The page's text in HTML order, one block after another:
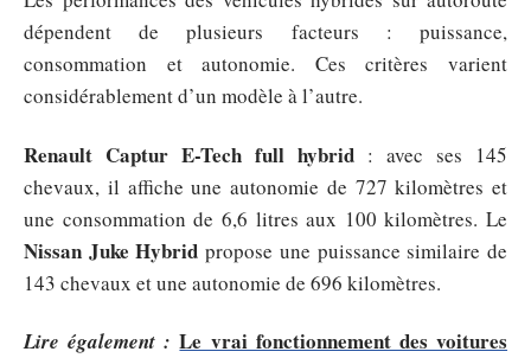
dépendent de plusieurs facteurs : puissance,
consommation et autonomie. Ces critères varient
considérablement d’un modèle à l’autre.
Renault Captur E-Tech full hybrid : avec ses 145
chevaux, il affiche une autonomie de 727 kilomètres et
une consommation de 6,6 litres aux 100 kilomètres. Le
Nissan Juke Hybrid propose une puissance similaire de
143 chevaux et une autonomie de 696 kilomètres.
Lire également : Le vrai fonctionnement des voitures